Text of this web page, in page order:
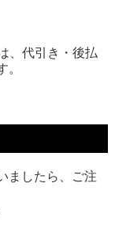
、代引き・後払
。
ましたら、ご注